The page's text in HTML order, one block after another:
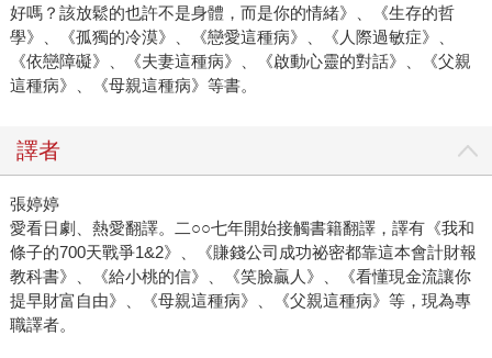
好嗎？該放鬆的也許不是身體，而是你的情緒》、《生存的哲
學》、《孤獨的冷漠》、《戀愛這種病》、《人際過敏症》、
《依戀障礙》、《夫妻這種病》、《啟動心靈的對話》、《父親
這種病》、《母親這種病》等書。
譯者
張婷婷
愛看日劇、熱愛翻譯。二○○七年開始接觸書籍翻譯，譯有《我和
條子的700天戰爭1&2》、《賺錢公司成功祕密都靠這本會計財報
教科書》、《給小桃的信》、《笑臉贏人》、《看懂現金流讓你
提早財富自由》、《母親這種病》、《父親這種病》等，現為專
職譯者。